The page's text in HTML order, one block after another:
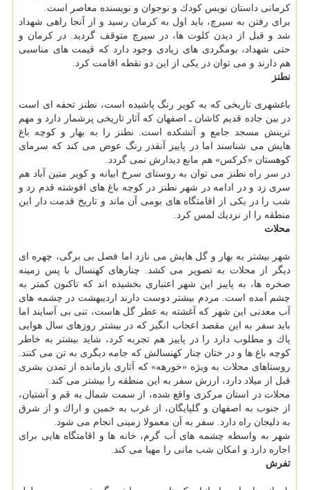
كرمانی داستان نویس كودك و نوجوان و نویسنده معاصر است.
برای رفتن به سیرچ، باید اول به كرمان رسید و از آنجا راهی شهداد
شد و قبل از دیدن كلوت ها، در سیرچ متوقف گردید. در كرمان و
حتی شهداد، بومگردی های زیادی وجود دارد كه قیمت های مناسبی
هم دارند و می توان در یكی از این دو نقطه اقامت كرد.
نطنز
باغشهری تاریخی كه به كویر رنگ پاشیده است، نطنز تحفه ای است
در بین جاده قدیم كاشان ـ اصفهان كه آثار تاریخی پرشمار دارد و مهم
ترینش مسجد جامع و آتشكده است. نطنز را به بهار و كوچه باغ
هایش می شناسند اما در پاییز آنقدر رنگ عوض می كند كه سرمای
كوهستان «كركس» هم مانع دیدارش نمی گردد.
در سر راه نطنز می توان به روستای سرخ ابیانه و كویر متین آباد هم
سری زد و در ادامه در شهر نطنز در كوچه باغ های افوشته قدم زد و
شب را در یكی از اقامتگاه های بومی آن ماند و تاریخ قدمت دار این
منطقه را از نزدیك لمس كرد.
محلات
شهر بیشتر به بهار و گل هایش می نازد اما فصل بی برگی، چهره ای
دیگر از محلات به تصویر می كشد. چنارهای كهنسال با پس زمینه
صخره ها، به پاییز این شهر اعتباری بخشیده اند كه تاكنون كمتر به
چشم آمده است. مردم بیشتر دوست دارند اردیبهشت در چشمه های
آب معدنی این شهر كه آغشته به عطر گل هاست، تنی بی آسایند اما
باید سفر به این مقصد اعجاب انگیز كه در بیشتر روزهای سال هوایی
پاك و مطلوب دارد را در پاییز هم تجربه كرد، شاید بیشتر به خاطر
كوچه باغ ها و در ختان چنار كهنسالش كه جامه دیگری به تن می كنند.
روستاهای محلات به ویژه «خورهه» كه آثاری بازمانده از تمدن بشری
قبل از میلاد دارد، ارزش سفر به این منطقه را بیشتر می كند.
محلات در استان مركزی واقع شده، از سمت شمال به قم و آشتیان،
از جنوب به اصفهان و گلپایگان، از غرب به خمین و اراك و از شرق
به دلیجان راه دارد. سفر به آن معمولا زمینی انجام می شود.
شهر به واسطه چشمه های آب گرم، خانه ها و اقامتگاه هایی برای
اجاره دارد و امكان شب مانی را مهیا می كند.
تفرش